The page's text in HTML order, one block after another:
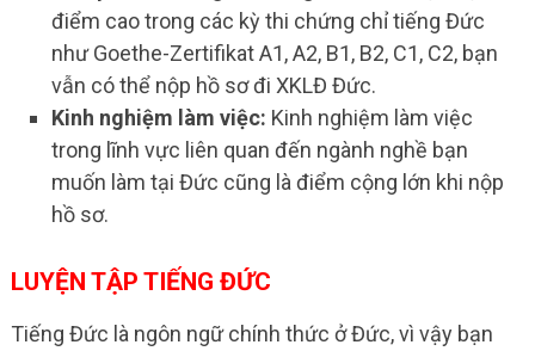
điểm cao trong các kỳ thi chứng chỉ tiếng Đức
như Goethe-Zertifikat A1, A2, B1, B2, C1, C2, bạn
vẫn có thể nộp hồ sơ đi XKLĐ Đức.
Kinh nghiệm làm việc: Kinh nghiệm làm việc
trong lĩnh vực liên quan đến ngành nghề bạn
muốn làm tại Đức cũng là điểm cộng lớn khi nộp
hồ sơ.
LUYỆN TẬP TIẾNG ĐỨC
Tiếng Đức là ngôn ngữ chính thức ở Đức, vì vậy bạn